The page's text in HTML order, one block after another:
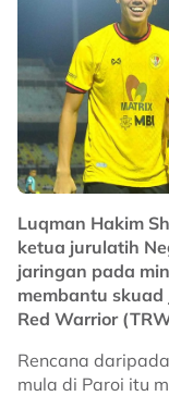
Luqman Hakim
ketua jurulatih
jaringan pada
membantu skuad
Red Warrior
Rencana
mula di Paroi itu